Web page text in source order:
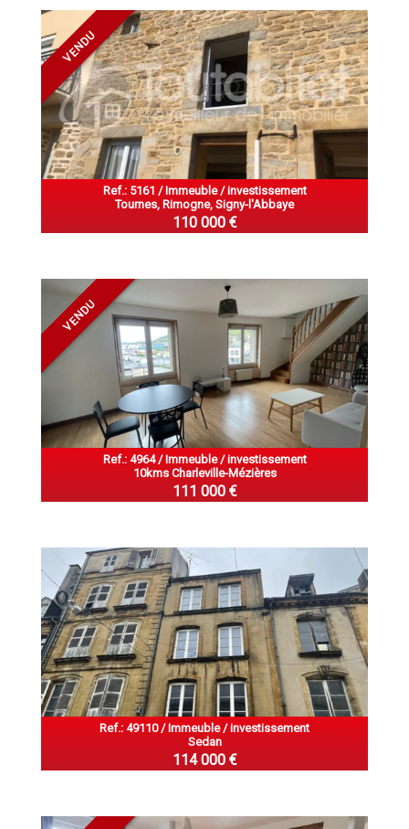
VENDU
Ref.: 5161 / Immeuble / investissement
Tournes, Rimogne, Signy-l'Abbaye
110 000 €
VENDU
Ref.: 4964 / Immeuble / investissement
10kms Charleville-Mézières
111 000 €
Ref.: 49110 / Immeuble / investissement
Sedan
114 000 €